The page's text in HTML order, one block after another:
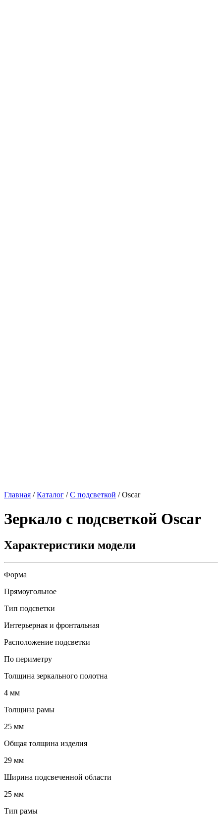
Главная /Каталог /С подсветкой /Oscar
Зеркало с подсветкой Oscar
Характеристики модели
Форма
Прямоугольное
Тип подсветки
Интерьерная и фронтальная
Расположение подсветки
По периметру
Толщина зеркального полотна
4 мм
Толщина рамы
25 мм
Общая толщина изделия
29 мм
Ширина подсвеченной области
25 мм
Тип рамы